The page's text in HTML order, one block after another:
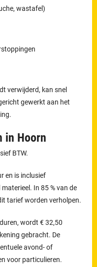
wastafel)
verwijderd, kan snel
gewerkt aan het
in Hoorn
BTW.
en is inclusief
In 85 % van de
tarief worden verholpen.
wordt € 32,50
gebracht. De
avond- of
voor particulieren.